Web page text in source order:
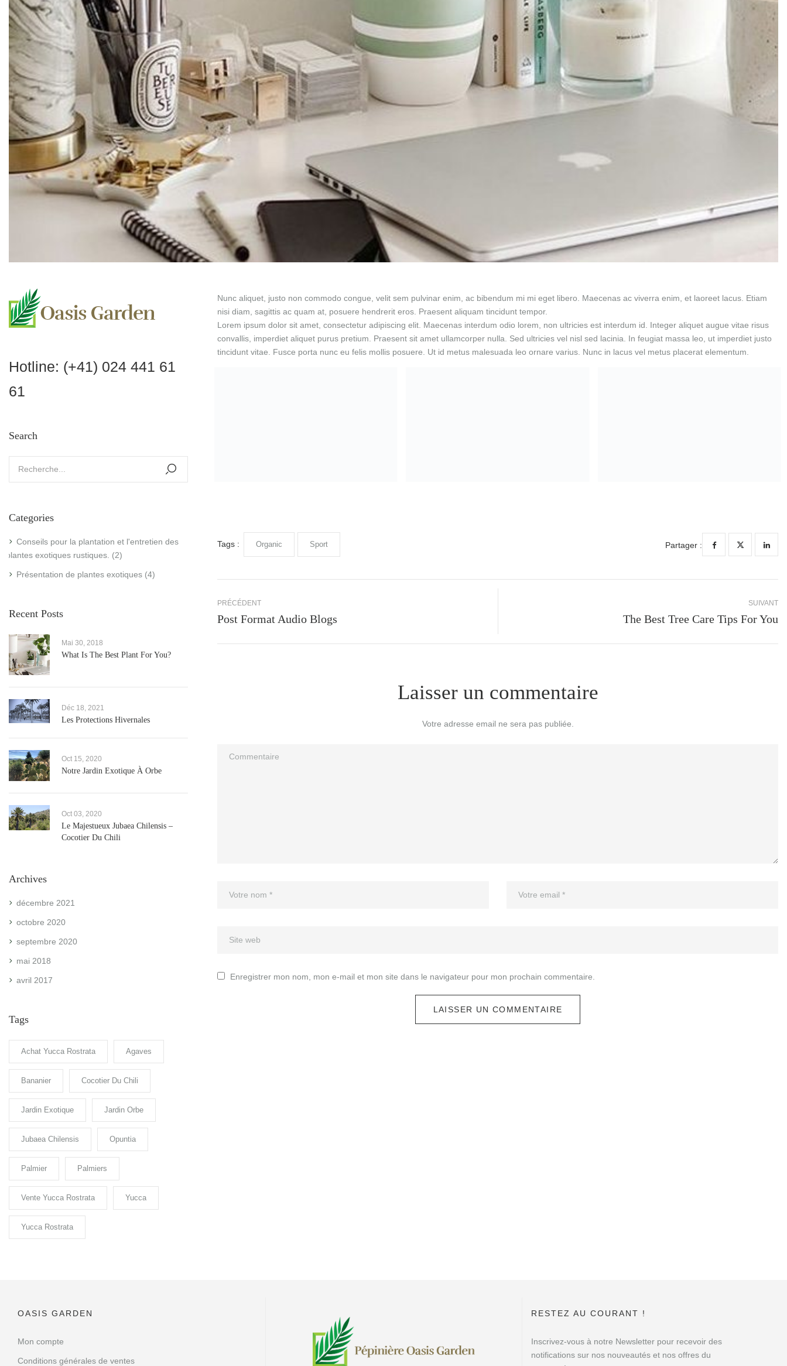
Hotline: (+41) 024 441 61
61
Search
Categories
Conseils pour la plantation et l'entretien des
plantes exotiques rustiques. (2)
Présentation de plantes exotiques (4)
Recent Posts
Mai 30, 2018
What Is The Best Plant For You?
Déc 18, 2021
Les Protections Hivernales
Oct 15, 2020
Notre Jardin Exotique À Orbe
Oct 03, 2020
Le Majestueux Jubaea Chilensis –
Cocotier Du Chili
Archives
décembre 2021
octobre 2020
septembre 2020
mai 2018
avril 2017
Tags
Achat Yucca Rostrata Agaves
Bananier Cocotier Du Chili
Jardin Exotique Jardin Orbe
Jubaea Chilensis Opuntia
Palmier Palmiers
Vente Yucca Rostrata Yucca
Yucca Rostrata
Nunc aliquet, justo non commodo congue, velit sem pulvinar enim, ac bibendum mi mi eget libero. Maecenas ac viverra enim, et laoreet lacus. Etiam
nisi diam, sagittis ac quam at, posuere hendrerit eros. Praesent aliquam tincidunt tempor.
Lorem ipsum dolor sit amet, consectetur adipiscing elit. Maecenas interdum odio lorem, non ultricies est interdum id. Integer aliquet augue vitae risus
convallis, imperdiet aliquet purus pretium. Praesent sit amet ullamcorper nulla. Sed ultricies vel nisl sed lacinia. In feugiat massa leo, ut imperdiet justo
tincidunt vitae. Fusce porta nunc eu felis mollis posuere. Ut id metus malesuada leo ornare varius. Nunc in lacus vel metus placerat elementum.
Laisser un commentaire
OASIS GARDEN
Mon compte
Conditions générales de ventes
RESTEZ AU COURANT !
Inscrivez-vous à notre Newsletter pour recevoir des
notifications sur nos nouveautés et nos offres du